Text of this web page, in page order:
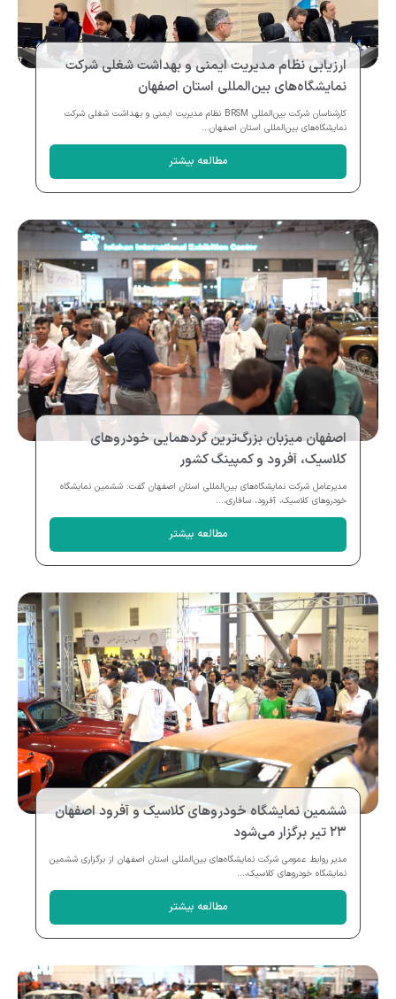
ارزیابی نظام مدیریت ایمنی و بهداشت شغلی شرکت
نمایشگاه‌های بین‌المللی استان اصفهان
کارشناسان شرکت بین‌المللی BRSM نظام مدیریت ایمنی و بهداشت شغلی شرکت
نمایشگاه‌های بین‌المللی استان اصفهان...
مطالعه بیشتر
اصفهان میزبان بزرگ‌ترین گردهمایی خودروهای
کلاسیک، آفرود و کمپینگ کشور
مدیرعامل شرکت نمایشگاه‌های بین‌المللی استان اصفهان گفت: ششمین نمایشگاه
خودروهای کلاسیک، آفرود، سافاری،...
مطالعه بیشتر
ششمین نمایشگاه خودروهای کلاسیک و آفرود اصفهان
۲۳ تیر برگزار می‌شود
مدیر روابط عمومی شرکت نمایشگاه‌های بین‌المللی استان اصفهان از برگزاری ششمین
نمایشگاه خودروهای کلاسیک،...
مطالعه بیشتر